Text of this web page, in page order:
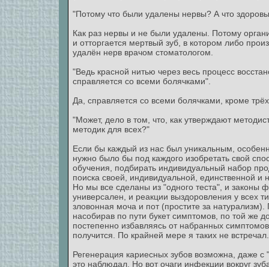
"Потому что были удалены нервы? А что
Как раз нервы и не были удалены. Потому
и отторгается мертвый зуб, в котором либо
удалён нерв врачом стоматологом.
"Ведь красной нитью через весь процесс
справляется со всеми болячками".
Да, справляется со всеми болячками, кроме
"Может, дело в том, что, как утверждают
методик для всех?"
Если бы каждый из нас был уникальным,
нужно было бы под каждого изобретать свой
обучения, подбирать индивидуальный набор
поиска своей, индивидуальной, единственной и
Но мы все сделаны из "одного теста", и законы
универсален, и реакции выздоровления у всех
зловонная моча и пот (простите за натурализм).
насобирав по пути букет симптомов, по той же
постепенно избавляясь от набранных
получится. По крайней мере я таких не
Регенерация кариесных зубов возможна, даже
это наблюдал. Но вот очаги инфекции вокруг